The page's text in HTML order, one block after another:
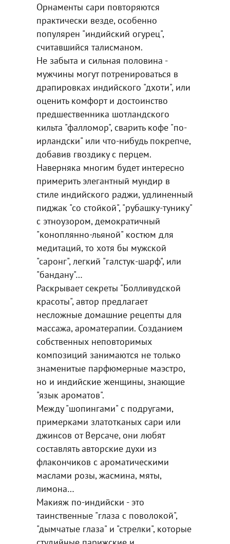
Орнаменты сари повторяются
практически везде, особенно
популярен "индийский огурец",
считавшийся талисманом.
Не забыта и сильная половина -
мужчины могут потренироваться в
драпировках индийского "дхоти", или
оценить комфорт и достоинство
предшественника шотландского
кильта "фалломор", сварить кофе "по-
ирландски" или что-нибудь покрепче,
добавив гвоздику с перцем.
Наверняка многим будет интересно
примерить элегантный мундир в
стиле индийского раджи, удлиненный
пиджак "со стойкой", "рубашку-тунику"
с этноузором, демократичный
"коноплянно-льяной" костюм для
медитаций, то хотя бы мужской
"саронг", легкий "галстук-шарф", или
"бандану"…
Раскрывает секреты "Болливудской
красоты", автор предлагает
несложные домашние рецепты для
массажа, ароматерапии. Созданием
собственных неповторимых
композиций занимаются не только
знаменитые парфюмерные маэстро,
но и индийские женщины, знающие
"язык ароматов".
Между "шопингами" с подругами,
примерками златотканых сари или
джинсов от Версаче, они любят
составлять авторские духи из
флакончиков с ароматическими
маслами розы, жасмина, мяты,
лимона…
Макияж по-индийски - это
таинственные "глаза с поволокой",
"дымчатые глаза" и "стрелки", которые